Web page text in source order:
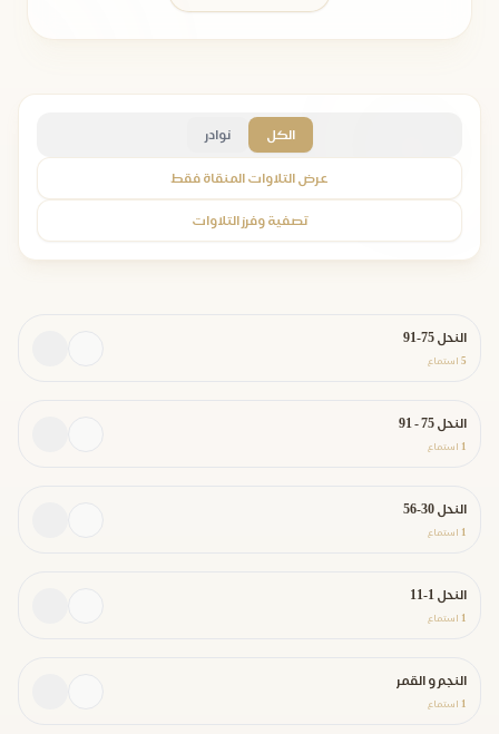
الكل نوادر
عرض التلاوات المنقاة فقط
تصفية وفرز التلاوات
النحل 75-91
5 استماع
النحل 75 - 91
1 استماع
النحل 30-56
1 استماع
النحل 1-11
1 استماع
النجم و القمر
1 استماع